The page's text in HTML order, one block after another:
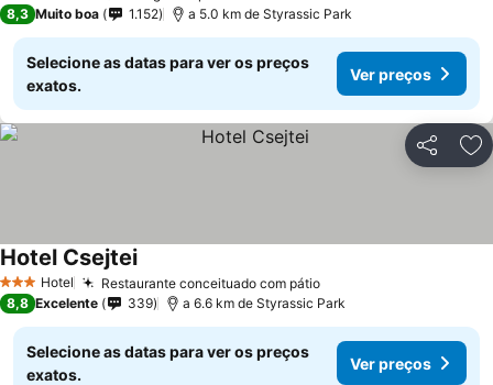
8,3 Muito boa 1.152 a 5.0 km de Styrassic Park
Selecione as datas para ver os preços
exatos.
Ver preços
Partilhar
3 EstrelasHotel Restaurante conceituado com pátio
Hotel Csejtei
8,8 Excelente 339 a 6.6 km de Styrassic Park
Selecione as datas para ver os preços
exatos.
Ver preços